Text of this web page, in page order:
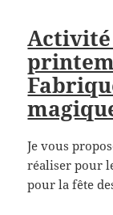
Je vous
réaliser pour
pour la fête